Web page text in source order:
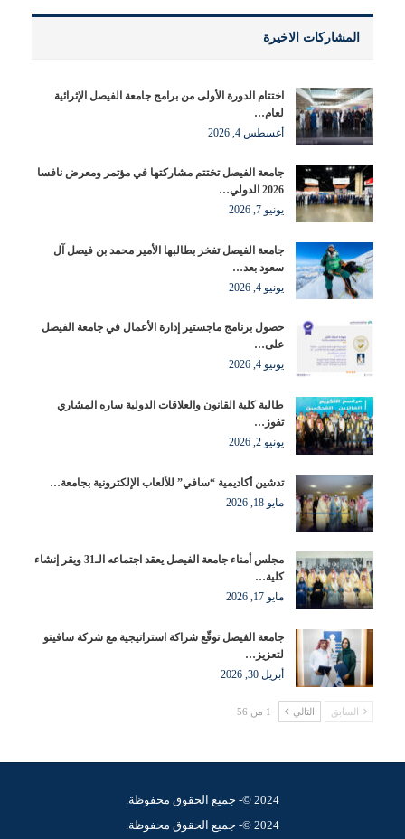
المشاركات الاخيرة
اختتام الدورة الأولى من برامج جامعة الفيصل الإثرائية
لعام…
أغسطس 4, 2026
جامعة الفيصل تختتم مشاركتها في مؤتمر ومعرض نافسا
2026 الدولي…
يونيو 7, 2026
جامعة الفيصل تفخر بطالبها الأمير محمد بن فيصل آل
سعود بعد…
يونيو 4, 2026
حصول برنامج ماجستير إدارة الأعمال في جامعة الفيصل
على…
يونيو 4, 2026
طالبة كلية القانون والعلاقات الدولية ساره المشاري
تفوز…
يونيو 2, 2026
تدشين أكاديمية “سافي” للألعاب الإلكترونية بجامعة…
مايو 18, 2026
مجلس أمناء جامعة الفيصل يعقد اجتماعه الـ31 ويقر إنشاء
كلية…
مايو 17, 2026
جامعة الفيصل توقّع شراكة استراتيجية مع شركة سافيتو
لتعزيز…
أبريل 30, 2026
السابق التالي 1 من 56
2024 ©- جميع الحقوق محفوظة.
2024 ©- جميع الحقوق محفوظة.